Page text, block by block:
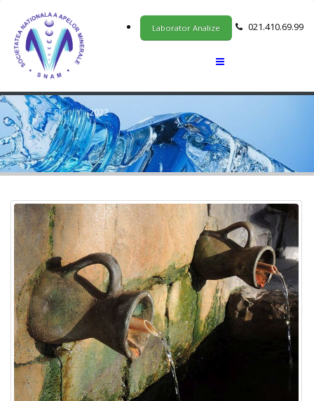
Laborator Analize 021.410.69.99
Home Stiri 2022